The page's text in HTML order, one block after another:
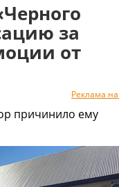
за
от
Реклама
причинило ему